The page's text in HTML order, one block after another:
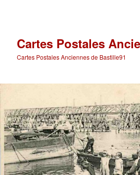
Cartes Postales
Cartes Postales Anciennes de Bastille91